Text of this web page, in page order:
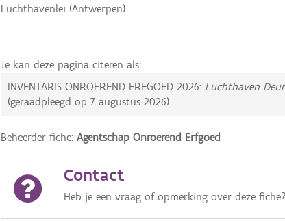
Luchthavenlei (Antwerpen)
Je kan deze pagina citeren als:
INVENTARIS ONROEREND ERFGOED 2026: Luchthaven
(geraadpleegd op7 augustus 2026).
Beheerder fiche:Agentschap Onroerend Erfgoed
Contact
Heb je een vraag of opmerking over deze fiche?